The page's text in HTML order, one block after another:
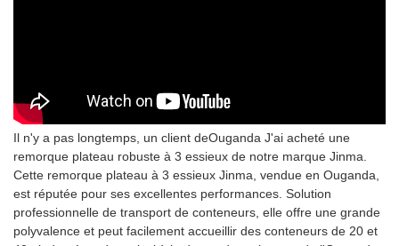
Il n'y a pas longtemps, un client deOuganda J'ai acheté une
remorque plateau robuste à 3 essieux de notre marque Jinma.
Cette remorque plateau à 3 essieux Jinma, vendue en Ouganda,
est réputée pour ses excellentes performances. Solution
professionnelle de transport de conteneurs, elle offre une grande
polyvalence et peut facilement accueillir des conteneurs de 20 et